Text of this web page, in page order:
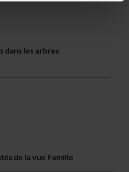
dans les arbres
de la vue Famille